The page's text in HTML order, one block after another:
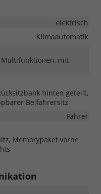
elektrisch
Klimaautomatik
mit
hinten geteilt,
Beifahrersitz
Fahrer
Memorypaket vorne